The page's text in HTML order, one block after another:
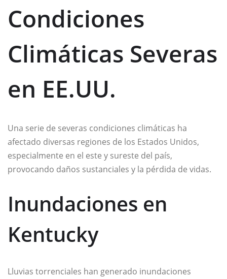
Condiciones
Climáticas Severas
en EE.UU.
Una serie de severas condiciones climáticas ha
afectado diversas regiones de los Estados Unidos,
especialmente en el este y sureste del país,
provocando daños sustanciales y la pérdida de vidas.
Inundaciones en
Kentucky
Lluvias torrenciales han generado inundaciones